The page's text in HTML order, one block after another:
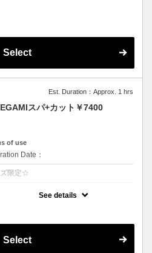
Select
Est. Duration：Approx. 1 hrs
スパ+カット￥7400
of use
Date：
ズ限定☆
の匂いなどもなくなります☆（髪の毛
着しているカルシュウムを除去すること
り根本の立ち上がりが凄いです）
See details
Select